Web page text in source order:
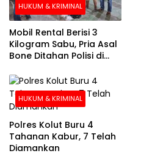
HUKUM & KRIMINAL
Mobil Rental Berisi 3
Kilogram Sabu, Pria Asal
Bone Ditahan Polisi di
HUKUM & KRIMINAL
Polres Kolut Buru 4
Tahanan Kabur, 7 Telah
Diamankan